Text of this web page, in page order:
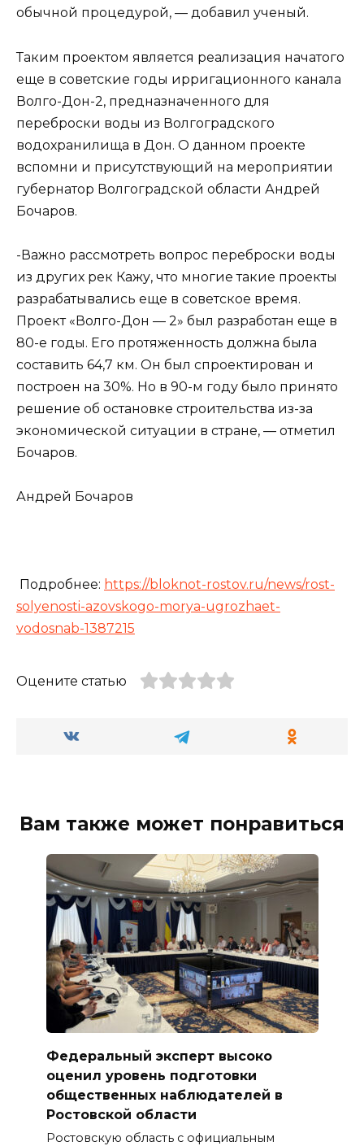
обычной процедурой, — добавил ученый.
Таким проектом является реализация начатого
еще в советские годы ирригационного канала
Волго-Дон-2, предназначенного для
переброски воды из Волгоградского
водохранилища в Дон. О данном проекте
вспомни и присутствующий на мероприятии
губернатор Волгоградской области Андрей
Бочаров.
-Важно рассмотреть вопрос переброски воды
из других рек Кажу, что многие такие проекты
разрабатывались еще в советское время.
Проект «Волго-Дон — 2» был разработан еще в
80-е годы. Его протяженность должна была
составить 64,7 км. Он был спроектирован и
построен на 30%. Но в 90-м году было принято
решение об остановке строительства из-за
экономической ситуации в стране, — отметил
Бочаров.
Андрей Бочаров
Подробнее: https://bloknot-rostov.ru/news/rost-
solyenosti-azovskogo-morya-ugrozhaet-
vodosnab-1387215
Оцените статью
Вам также может понравиться
Федеральный эксперт высоко
оценил уровень подготовки
общественных наблюдателей в
Ростовской области
Ростовскую область с официальным